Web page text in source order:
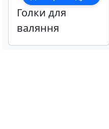
Голки для
валяння